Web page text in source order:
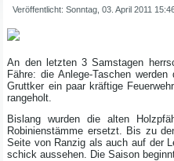
Veröffentlicht: Sonntag, 03. April 2011
An den letzten 3 Samstagen
Fähre: die Anlege-Taschen
Gruttker ein paar kräftige
rangeholt.
Bislang wurden die alten
Robinienstämme ersetzt. Bis zu
Seite von Ranzig als auch auf der
schick aussehen. Die Saison